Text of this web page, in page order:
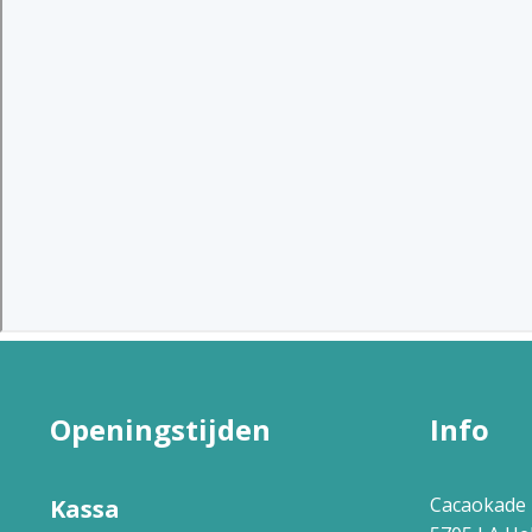
Openingstijden
Kassa
Info
Cacaokade